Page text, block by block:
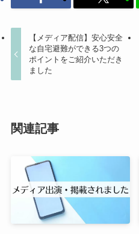
【メディア配信】安心安全
な自宅避難ができる3つの
ポイントをご紹介いただき
ました
関連記事